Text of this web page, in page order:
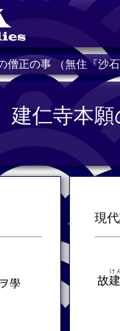
僧正の事 （無住『沙
建仁寺本
學
現
故
け